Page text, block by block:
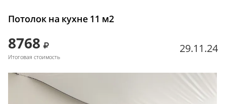
Потолок на кухне 11 м2
8768
Итоговая стоимость
29.11.24